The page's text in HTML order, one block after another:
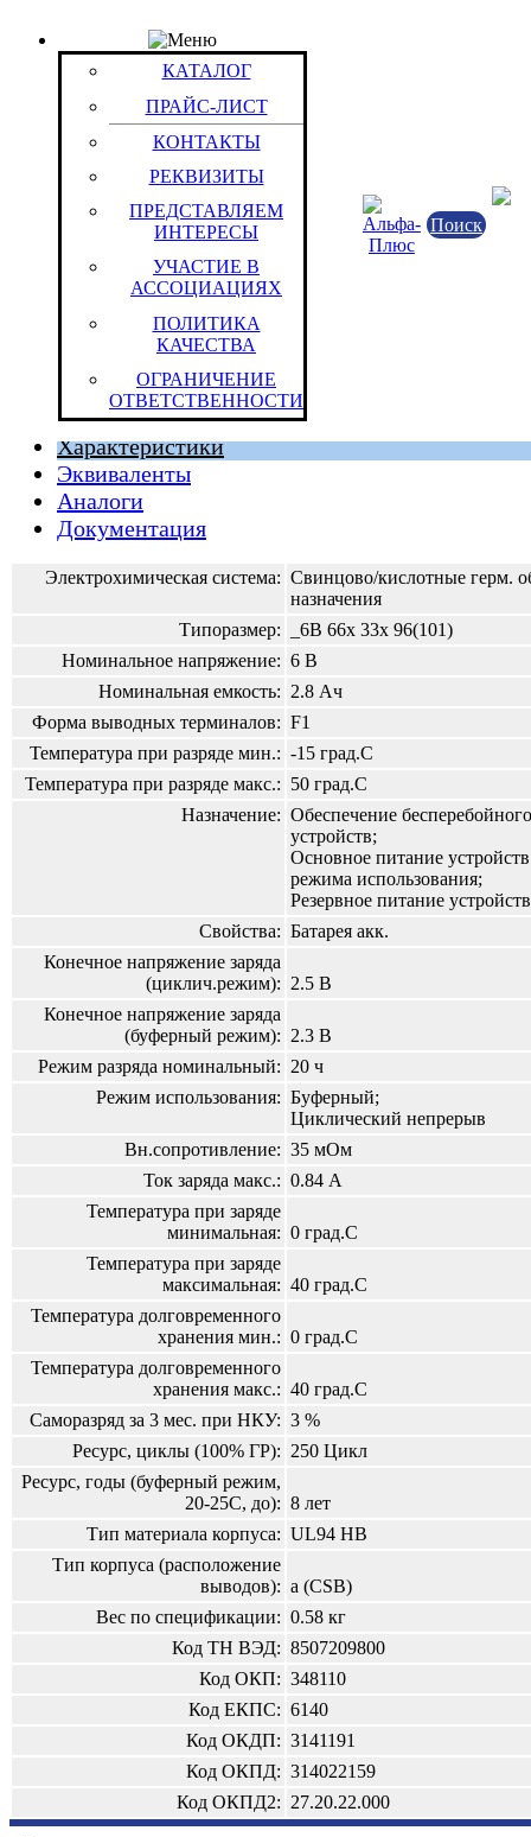
КАТАЛОГ
ПРАЙС-ЛИСТ
КОНТАКТЫ
РЕКВИЗИТЫ
ПРЕДСТАВЛЯЕМ
ИНТЕРЕСЫ
УЧАСТИЕ В
АССОЦИАЦИЯХ
ПОЛИТИКА
КАЧЕСТВА
ОГРАНИЧЕНИЕ
ОТВЕТСТВЕННОСТИ
Поиск
Товар: Батарея акк.свинц. 6_В 2,8Ач General
Код товара: 7632
General Security
Китайская Народная Республика
Штука (ОКЕИ:796)
Характеристики
Эквиваленты
Аналоги
Документация
Электрохимическая система: Свинцово/кислотные герм.
назначения
Типоразмер:
_6В 66х 33х 96(101)
Номинальное напряжение: 6 В
Номинальная емкость: 2.8 Ач
Форма выводных терминалов: F1
Температура при разряде мин.: -15 град.С
Температура при разряде макс.: 50 град.С
Назначение: Обеспечение
устройств;
Основное питание
режима использования;
Резервное питание устройств
Свойства: Батарея акк.
Конечное напряжение заряда
(циклич.режим): 2.5 В
Конечное напряжение заряда
(буферный режим): 2.3 В
Режим разряда номинальный: 20 ч
Режим использования: Буферный;
Циклический непрерыв
Вн.сопротивление: 35 мОм
Ток заряда макс.: 0.84 А
Температура при заряде
минимальная: 0 град.С
Температура при заряде
максимальная: 40 град.С
Температура долговременного
хранения мин.: 0 град.С
Температура долговременного
хранения макс.: 40 град.С
Саморазряд за 3 мес. при НКУ: 3 %
Ресурс, циклы (100% ГР): 250 Цикл
Ресурс, годы (буферный режим,
20-25С, до): 8 лет
Тип материала корпуса: UL94 HB
Тип корпуса (расположение
выводов): а (CSB)
Вес по спецификации: 0.58 кг
Код ТН ВЭД: 8507209800
Код ОКП: 348110
Код ЕКПС: 6140
Код ОКДП: 3141191
Код ОКПД: 314022159
Код ОКПД2: 27.20.22.000